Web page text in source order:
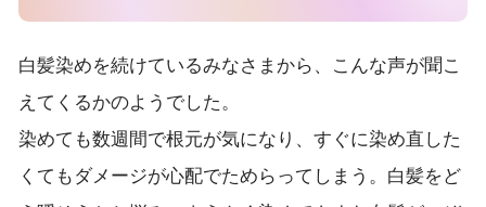
白髪染めを続けているみなさまから、こんな声が聞こ
えてくるかのようでした。
染めても数週間で根元が気になり、すぐに染め直した
くてもダメージが心配でためらってしまう。白髪をど